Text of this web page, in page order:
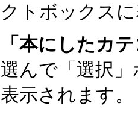
クトボックス
「本にしたカ
選んで「選択
表示されます。